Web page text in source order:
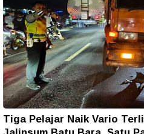
Tiga Pelajar Naik Vario